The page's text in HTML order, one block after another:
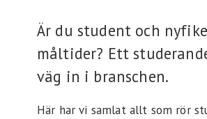
Är du student och
måltider? Ett
väg in i branschen.
Här har vi samlat allt som rör